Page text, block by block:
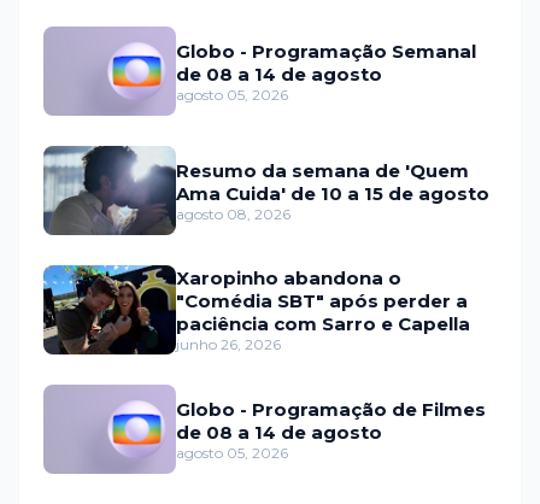
Globo - Programação Semanal
de 08 a 14 de agosto
agosto 05, 2026
Resumo da semana de 'Quem
Ama Cuida' de 10 a 15 de agosto
agosto 08, 2026
Xaropinho abandona o
"Comédia SBT" após perder a
paciência com Sarro e Capella
junho 26, 2026
Globo - Programação de Filmes
de 08 a 14 de agosto
agosto 05, 2026